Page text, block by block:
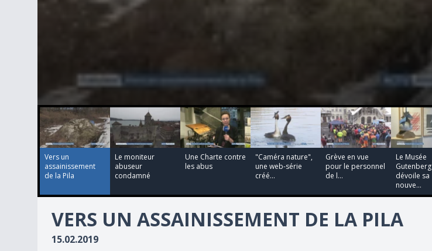
0
seconds
of
2
minutes,
50
secondsVolume
90%
Vers un
assainissement
de la Pila
Le moniteur
abuseur
condamné
Une Charte contre
les abus
"Caméra nature",
une web-série
créé...
Grève en vue
pour le personnel
de l...
Le Musée
Gutenberg
dévoile sa
nouve...
VERS UN ASSAINISSEMENT DE LA PILA
15.02.2019